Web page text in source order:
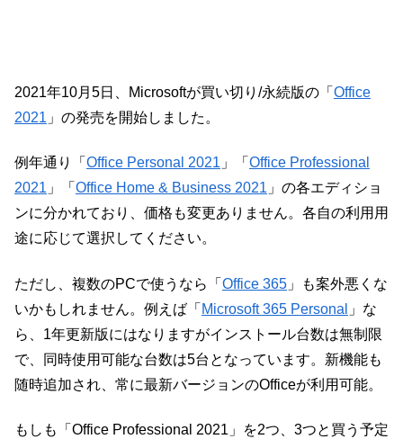
2021年10月5日、Microsoftが買い切り/永続版の「 Office
2021 」の発売を開始しました。
例年通り「 Office Personal 2021 」「 Office Professional
2021 」「 Office Home & Business 2021 」の各エディショ
ンに分かれており、価格も変更ありません。各自の利用用
途に応じて選択してください。
ただし、複数のPCで使うなら「 Office 365 」も案外悪くな
いかもしれません。例えば「 Microsoft 365 Personal 」な
ら、1年更新版にはなりますがインストール台数は無制限
で、同時使用可能な台数は5台となっています。新機能も
随時追加され、常に最新バージョンのOfficeが利用可能。
もしも「Office Professional 2021」を2つ、3つと買う予定